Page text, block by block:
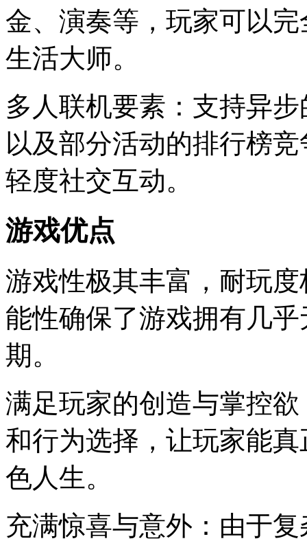
金、演奏等，玩家可以
生活大师。
多人联机要素：支持异
以及部分活动的排行榜
轻度社交互动。
游戏优点
游戏性极其丰富，耐玩
能性确保了游戏拥有几
期。
满足玩家的创造与掌控
和行为选择，让玩家能
色人生。
充满惊喜与意外：由于